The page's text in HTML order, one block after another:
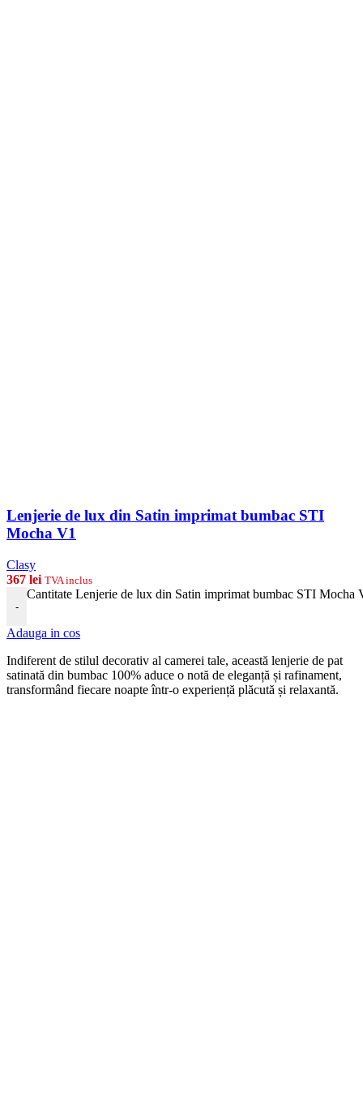
Lenjerie de lux din Satin imprimat bumbac STI
Mocha V1
Clasy
367 lei TVA inclus
-
Cantitate Lenjerie de lux din Satin imprimat bumbac STI Mocha
Adauga in cos
Indiferent de stilul decorativ al camerei tale, această lenjerie de pat
satinată din bumbac 100% aduce o notă de eleganță și rafinament,
transformând fiecare noapte într-o experiență plăcută și relaxantă.